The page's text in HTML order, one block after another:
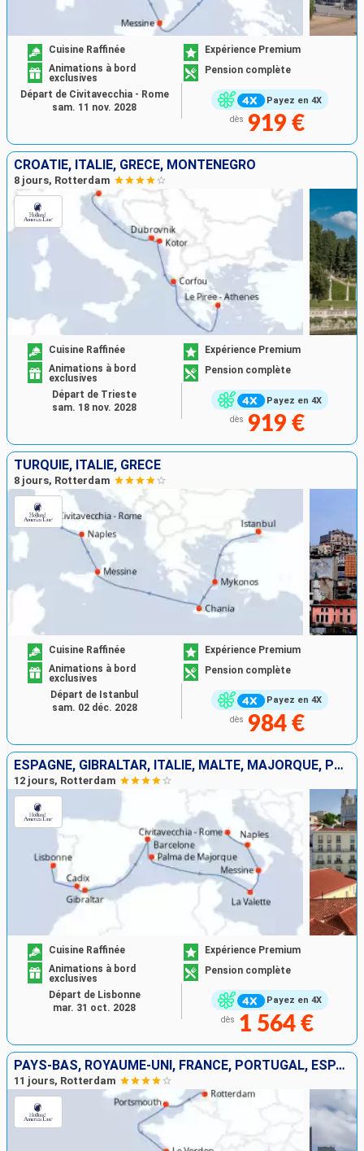
Payez en 4X
Cuisine Raffinée
Expérience Premium
Animations à bord
exclusives
Pension complète
dès 919 €
Départ de Civitavecchia - Rome
sam. 11 nov. 2028
CROATIE, ITALIE, GRÈCE, MONTÉNÉGRO
8 jours, Rotterdam
Payez en 4X
Cuisine Raffinée
Expérience Premium
Animations à bord
exclusives
Pension complète
dès 919 €
Départ de Trieste
sam. 18 nov. 2028
TURQUIE, ITALIE, GRÈCE
8 jours, Rotterdam
Payez en 4X
Cuisine Raffinée
Expérience Premium
Animations à bord
exclusives
Pension complète
dès 984 €
Départ de Istanbul
sam. 02 déc. 2028
ESPAGNE, GIBRALTAR, ITALIE, MALTE, MAJORQUE, PORTUGAL
12 jours, Rotterdam
Payez en 4X
Cuisine Raffinée
Expérience Premium
Animations à bord
exclusives
Pension complète
dès 1 564 €
Départ de Lisbonne
mar. 31 oct. 2028
PAYS-BAS, ROYAUME-UNI, FRANCE, PORTUGAL, ESPAGNE
11 jours, Rotterdam